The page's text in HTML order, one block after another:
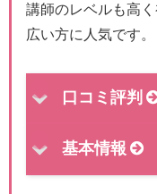
講師のレベルも高
広い方に人気です。
口コミ評判
基本情報